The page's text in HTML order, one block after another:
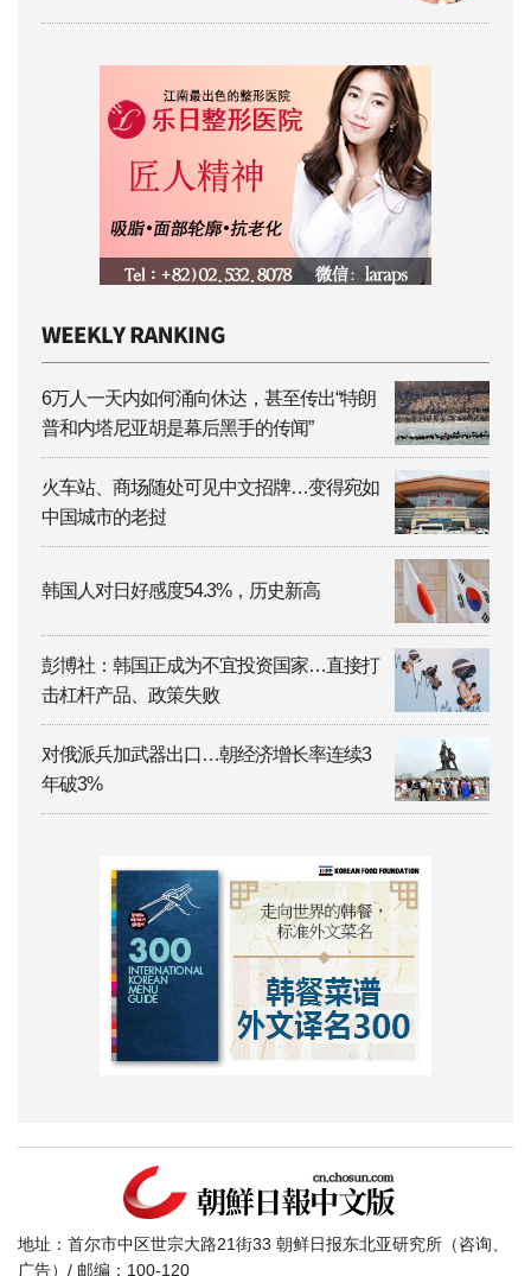
6万人一天内如何涌向休达，甚至传出“特朗
普和内塔尼亚胡是幕后黑手的传闻”
火车站、商场随处可见中文招牌…变得宛如
中国城市的老挝
韩国人对日好感度54.3%，历史新高
彭博社：韩国正成为不宜投资国家…直接打
击杠杆产品、政策失败
对俄派兵加武器出口…朝经济增长率连续3
年破3%
地址：首尔市中区世宗大路21街33 朝鲜日报东北亚研究所（咨询、
广告）/ 邮编：100-120